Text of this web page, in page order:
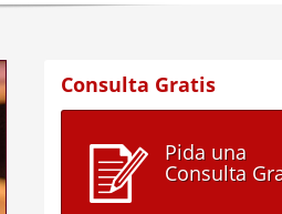
Consulta Gratis
Pida una
Consulta